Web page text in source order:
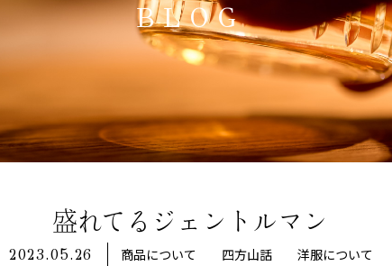
BLOG
盛れてるジェントルマン
2023.05.26 商品について 四方山話 洋服について